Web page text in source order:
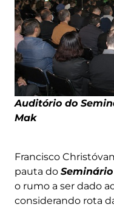
Auditório do
Mak
Francisco
pauta do Seminário
o rumo a ser dado
considerando rota